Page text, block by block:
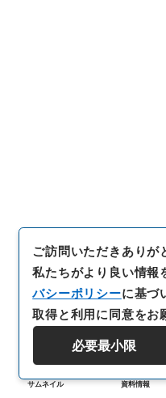
サムネイル 資料情報
ご訪問いただきありが
私たちがより良い情報
バシーポリシーに基づ
取得と利用に同意をお
必要最小限